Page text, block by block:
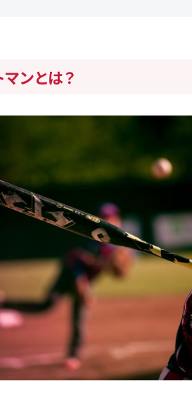
指す方はスポーツ専門エージェントに相談し
ンとは？